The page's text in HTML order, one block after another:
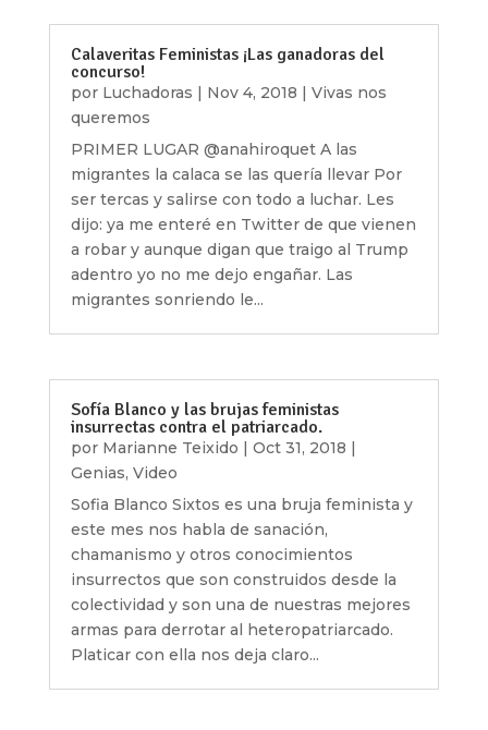
Calaveritas Feministas ¡Las ganadoras del
concurso!
por Luchadoras | Nov 4, 2018 | Vivas nos
queremos
PRIMER LUGAR @anahiroquet A las
migrantes la calaca se las quería llevar Por
ser tercas y salirse con todo a luchar. Les
dijo: ya me enteré en Twitter de que vienen
a robar y aunque digan que traigo al Trump
adentro yo no me dejo engañar. Las
migrantes sonriendo le...
Sofía Blanco y las brujas feministas
insurrectas contra el patriarcado.
por Marianne Teixido | Oct 31, 2018 |
Genias, Video
Sofia Blanco Sixtos es una bruja feminista y
este mes nos habla de sanación,
chamanismo y otros conocimientos
insurrectos que son construidos desde la
colectividad y son una de nuestras mejores
armas para derrotar al heteropatriarcado.
Platicar con ella nos deja claro...